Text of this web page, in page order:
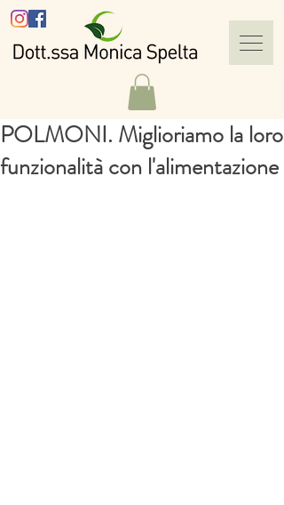
POLMONI. Miglioriamo la loro
funzionalità con l'alimentazione